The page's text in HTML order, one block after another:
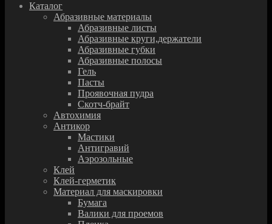
Каталог
Абразивные материалы
Абразивные листы
Абразивные круги,держатели
Абразивные губки
Абразивные полосы
Гель
Пасты
Проявочная пудра
Скотч-брайт
Автохимия
Антикор
Мастики
Антигравий
Аэрозольные
Клей
Клей-герметик
Материал для маскировки
Бумага
Валики для проемов